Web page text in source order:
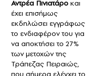
Αντρέα Πινιατάρο και
έχει επισήμως
εκδηλώσει εγγράφως
το ενδιαφέρον του για
να αποκτήσει το 27%
των μετοχών της
Τράπεζας Πειραιώς,
που σήμερα ελέγχει το